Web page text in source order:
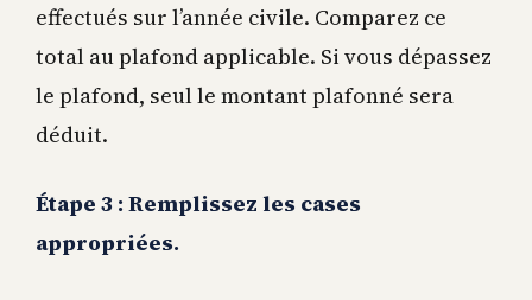
effectués sur l’année civile. Comparez ce
total au plafond applicable. Si vous dépassez
le plafond, seul le montant plafonné sera
déduit.
Étape 3 : Remplissez les cases
appropriées.